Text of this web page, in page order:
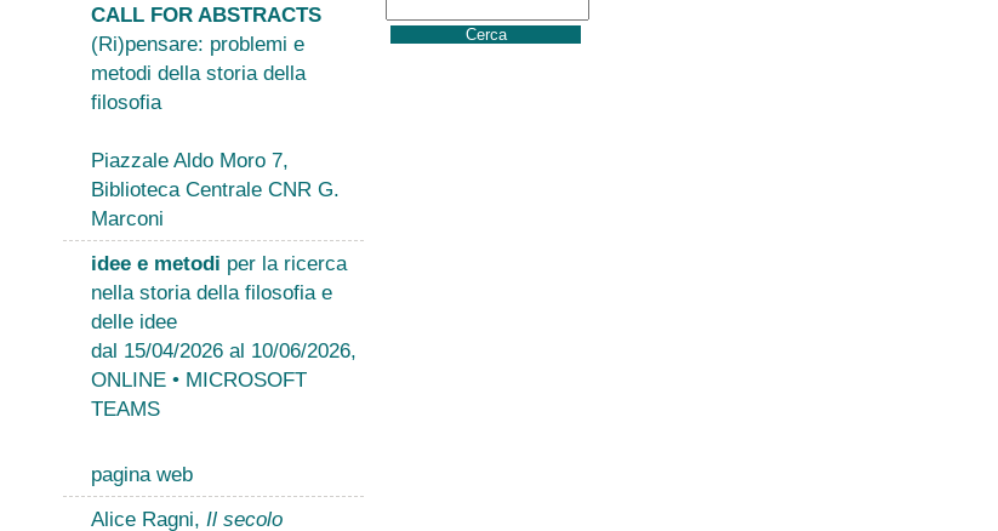
CALL FOR ABSTRACTS
(Ri)pensare: problemi e
metodi della storia della
filosofia
Piazzale Aldo Moro 7,
Biblioteca Centrale CNR G.
Marconi
idee e metodi per la ricerca
nella storia della filosofia e
delle idee
dal 15/04/2026 al 10/06/2026,
ONLINE • MICROSOFT
TEAMS
pagina web
Alice Ragni, Il secolo